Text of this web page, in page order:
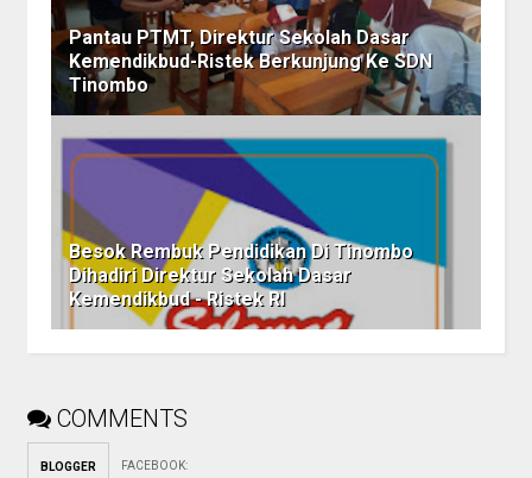
Pantau PTMT, Direktur Sekolah Dasar
Kemendikbud-Ristek Berkunjung Ke SDN
Tinombo
Besok Rembuk Pendidikan Di Tinombo
Dihadiri Direktur Sekolah Dasar
Kemendikbud - Ristek RI
COMMENTS
BLOGGER FACEBOOK: